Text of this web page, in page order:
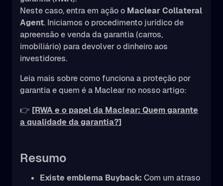
Neste caso, entra em ação o Maclear Collateral
Agent. Iniciamos o procedimento jurídico de
apreensão e venda da garantia (carros,
imobiliário) para devolver o dinheiro aos
investidores.
Leia mais sobre como funciona a proteção por
garantia e quem é a Maclear no nosso artigo:
👉 [RWA e o papel da Maclear: Quem garante
a qualidade da garantia?]
Resumo
Existe emblema Buyback: Com um atraso